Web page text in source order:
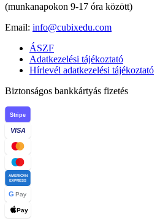
(munkanapokon 9-17 óra között)
Email: info@cubixedu.com
ÁSZF
Adatkezelési tájékoztató
Hírlevél adatkezelési tájékoztató
Biztonságos bankkártyás fizetés
Stripe
VISA
AMERICAN
EXPRESS
G Pay
Pay